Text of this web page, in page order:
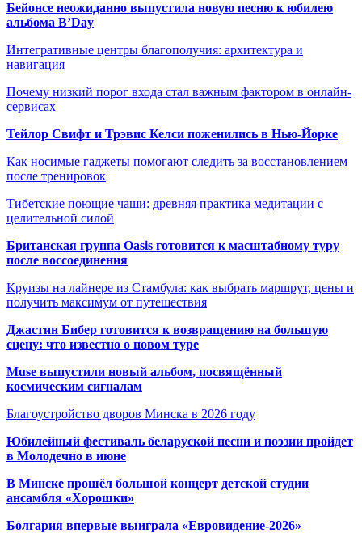
Бейонсе неожиданно выпустила новую песню к юбилею
альбома B’Day
Интегративные центры благополучия: архитектура и
навигация
Почему низкий порог входа стал важным фактором в онлайн-
сервисах
Тейлор Свифт и Трэвис Келси поженились в Нью-Йорке
Как носимые гаджеты помогают следить за восстановлением
после тренировок
Тибетские поющие чаши: древняя практика медитации с
целительной силой
Британская группа Oasis готовится к масштабному туру
после воссоединения
Круизы на лайнере из Стамбула: как выбрать маршрут, цены и
получить максимум от путешествия
Джастин Бибер готовится к возвращению на большую
сцену: что известно о новом туре
Muse выпустили новый альбом, посвящённый
космическим сигналам
Благоустройство дворов Минска в 2026 году
Юбилейный фестиваль беларуской песни и поэзии пройдет
в Молодечно в июне
В Минске прошёл большой концерт детской студии
ансамбля «Хорошки»
Болгария впервые выиграла «Евровидение-2026»